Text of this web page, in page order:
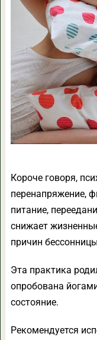
Короче говоря,
перенапряжение,
питание,
снижает
причин
Эта практика
опробована
состояние.
Рекомендуется